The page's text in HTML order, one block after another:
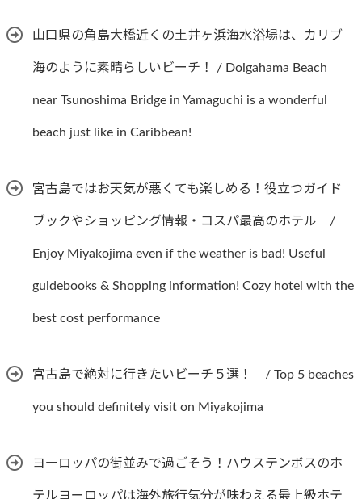
山口県の角島大橋近くの土井ヶ浜海水浴場は、カリブ
海のように素晴らしいビーチ！ / Doigahama Beach
near Tsunoshima Bridge in Yamaguchi is a wonderful
beach just like in Caribbean!
宮古島ではお天気が悪くても楽しめる！役立つガイド
ブックやショッピング情報・コスパ最高のホテル /
Enjoy Miyakojima even if the weather is bad! Useful
guidebooks & Shopping information! Cozy hotel with the
best cost performance
宮古島で絶対に行きたいビーチ５選！ / Top 5 beaches
you should definitely visit on Miyakojima
ヨーロッパの街並みで過ごそう！ハウステンボスのホ
テルヨーロッパは海外旅行気分が味わえる最上級ホテ